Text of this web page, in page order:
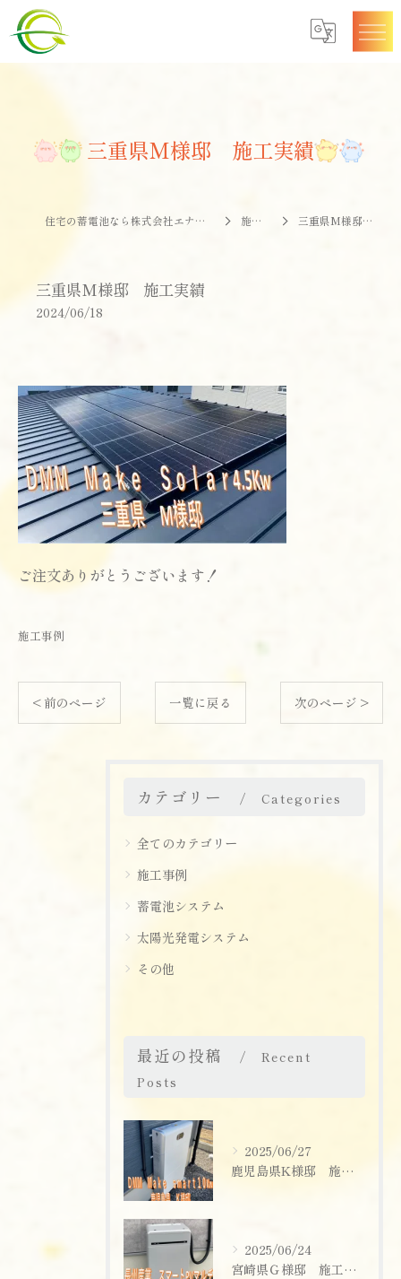
三重県M様邸 施工実績
住宅の蓄電池なら株式会社エナジークオリティー 施工事例 三重県M様邸 施工実績
三重県M様邸 施工実績
2024/06/18
ご注文ありがとうございます！
施工事例
< 前のページ 一覧に戻る 次のページ >
カテゴリー Categories
全てのカテゴリー
施工事例
蓄電池システム
太陽光発電システム
その他
最近の投稿
Recent
Posts
2025/06/27
鹿児島県K様邸 施工実績
2025/06/24
宮崎県Ｇ様邸 施工実績